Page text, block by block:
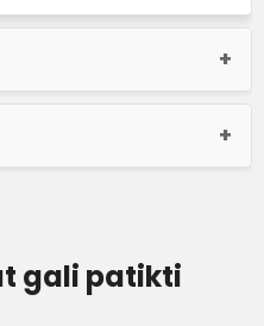
gali patikti